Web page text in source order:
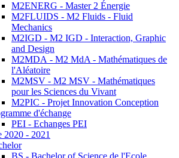
M2ENERG - Master 2 Énergie
M2FLUIDS - M2 Fluids - Fluid
Mechanics
M2IGD - M2 IGD - Interaction, Graphic
and Design
M2MDA - M2 MdA - Mathématiques de
l'Aléatoire
M2MSV - M2 MSV - Mathématiques
pour les Sciences du Vivant
M2PIC - Projet Innovation Conception
d'échange
PEI - Echanges PEI
2020 - 2021
BS - Bachelor of Science de l'Ecole